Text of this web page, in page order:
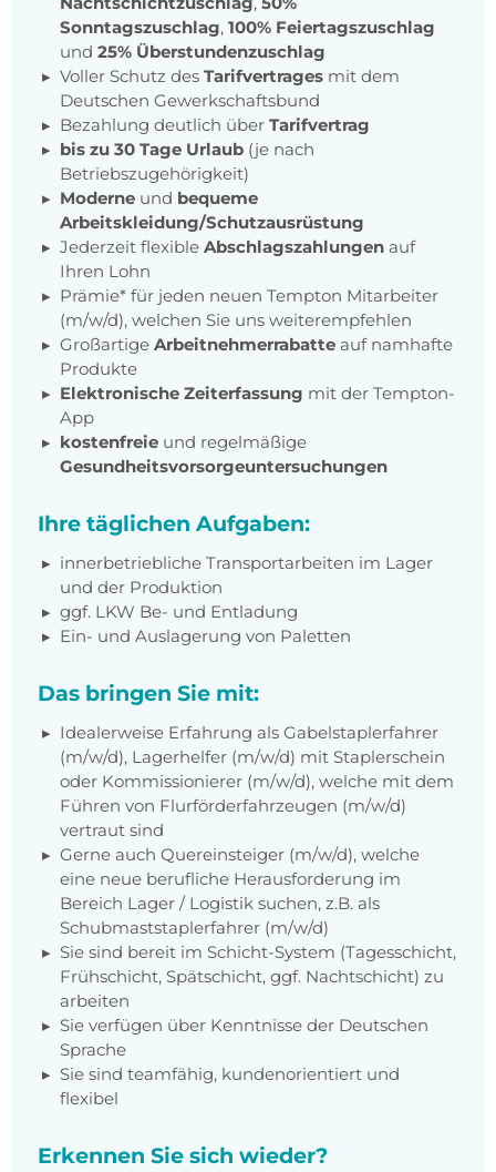
Sonntagszuschlag, 100% Feiertagszuschlag
und 25% Überstundenzuschlag
Voller Schutz des Tarifvertrages mit dem
Deutschen Gewerkschaftsbund
Bezahlung deutlich über Tarifvertrag
bis zu 30 Tage Urlaub (je nach
Betriebszugehörigkeit)
Moderne und bequeme
Arbeitskleidung/Schutzausrüstung
Jederzeit flexible Abschlagszahlungen auf
Ihren Lohn
Prämie* für jeden neuen Tempton Mitarbeiter
(m/w/d), welchen Sie uns weiterempfehlen
Großartige Arbeitnehmerrabatte auf namhafte
Produkte
Elektronische Zeiterfassung mit der Tempton-
App
kostenfreie und regelmäßige
Gesundheitsvorsorgeuntersuchungen
Ihre täglichen Aufgaben:
innerbetriebliche Transportarbeiten im Lager
und der Produktion
ggf. LKW Be- und Entladung
Ein- und Auslagerung von Paletten
Das bringen Sie mit:
Idealerweise Erfahrung als Gabelstaplerfahrer
(m/w/d), Lagerhelfer (m/w/d) mit Staplerschein
oder Kommissionierer (m/w/d), welche mit dem
Führen von Flurförderfahrzeugen (m/w/d)
vertraut sind
Gerne auch Quereinsteiger (m/w/d), welche
eine neue berufliche Herausforderung im
Bereich Lager / Logistik suchen, z.B. als
Schubmaststaplerfahrer (m/w/d)
Sie sind bereit im Schicht-System (Tagesschicht,
Frühschicht, Spätschicht, ggf. Nachtschicht) zu
arbeiten
Sie verfügen über Kenntnisse der Deutschen
Sprache
Sie sind teamfähig, kundenorientiert und
flexibel
Erkennen Sie sich wieder?